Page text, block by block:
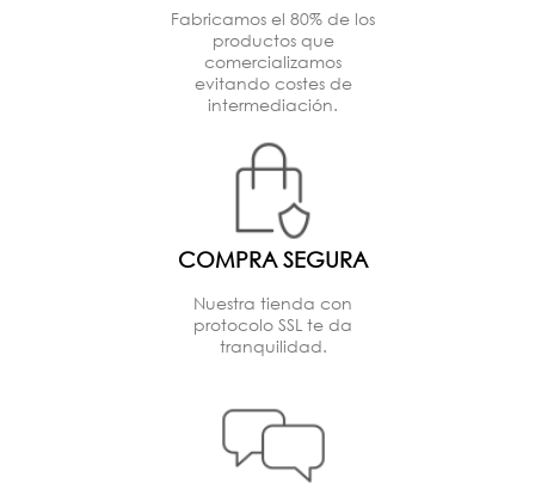
Fabricamos el 80% de los
productos que
comercializamos
evitando costes de
intermediación.
COMPRA SEGURA
Nuestra tienda con
protocolo SSL te da
tranquilidad.